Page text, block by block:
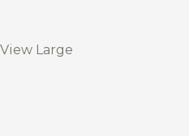
View Large